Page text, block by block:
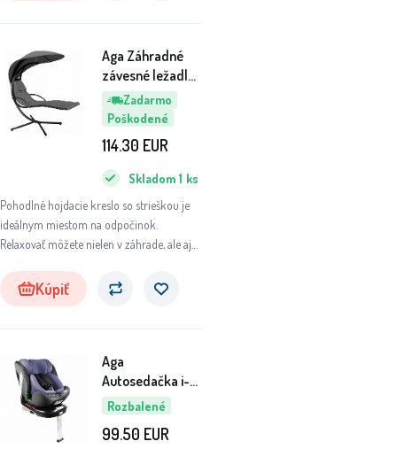
Zadarmo
Poškodené
Aga Záhradné
závesné ležadlo
so strieškou
Tmavosivé
AKOSŤ
Pohodlné hojdacie kreslo so strieškou je
ideálnym miestom na odpočinok.
Relaxovať môžete nielen v záhrade, ale aj
kdekoľvek v interiéri.
Skladom 1 ks
114.30 EUR
Kúpiť
Rozbalené
Aga
Autosedačka i-
Size 360° 0-36
kg Modrá
6DZ138 - II.
99.50 EUR